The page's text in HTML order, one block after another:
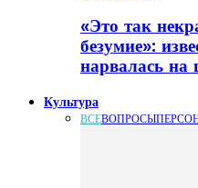
«Это так
безумие»:
нарвалась
Культура
ВСЕВОПРОСЫ